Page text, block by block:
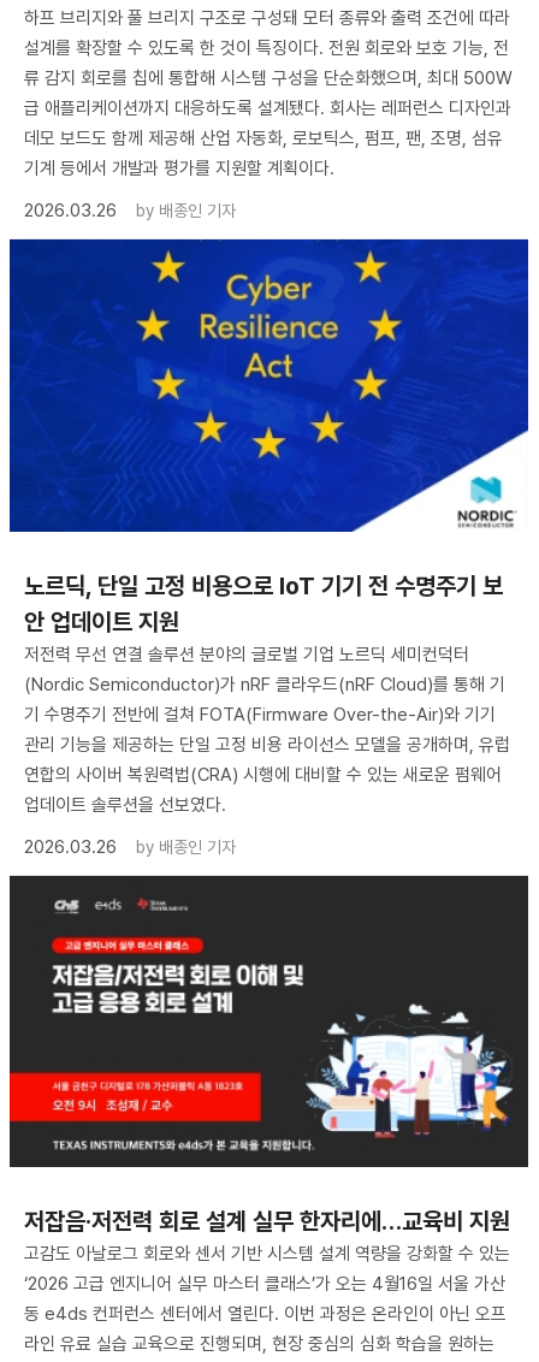
하프 브리지와 풀 브리지 구조로 구성돼 모터 종류와 출력 조건에 따라
설계를 확장할 수 있도록 한 것이 특징이다. 전원 회로와 보호 기능, 전
류 감지 회로를 칩에 통합해 시스템 구성을 단순화했으며, 최대 500W
급 애플리케이션까지 대응하도록 설계됐다. 회사는 레퍼런스 디자인과
데모 보드도 함께 제공해 산업 자동화, 로보틱스, 펌프, 팬, 조명, 섬유
기계 등에서 개발과 평가를 지원할 계획이다.
2026.03.26
by 배종인 기자
노르딕, 단일 고정 비용으로 IoT 기기 전 수명주기 보
안 업데이트 지원
저전력 무선 연결 솔루션 분야의 글로벌 기업 노르딕 세미컨덕터
(Nordic Semiconductor)가 nRF 클라우드(nRF Cloud)를 통해 기
기 수명주기 전반에 걸쳐 FOTA(Firmware Over-the-Air)와 기기
관리 기능을 제공하는 단일 고정 비용 라이선스 모델을 공개하며, 유럽
연합의 사이버 복원력법(CRA) 시행에 대비할 수 있는 새로운 펌웨어
업데이트 솔루션을 선보였다.
2026.03.26
by 배종인 기자
저잡음·저전력 회로 설계 실무 한자리에…교육비 지원
고감도 아날로그 회로와 센서 기반 시스템 설계 역량을 강화할 수 있는
‘2026 고급 엔지니어 실무 마스터 클래스’가 오는 4월16일 서울 가산
동 e4ds 컨퍼런스 센터에서 열린다. 이번 과정은 온라인이 아닌 오프
라인 유료 실습 교육으로 진행되며, 현장 중심의 심화 학습을 원하는